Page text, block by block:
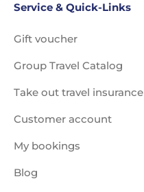
Service & Quick-Links
Gift voucher
Group Travel Catalog
Take out travel insurance
Customer account
My bookings
Blog